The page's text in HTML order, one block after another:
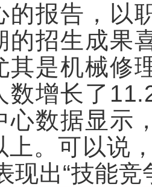
的报告，以
的招生成果
其是机械修
数增长了
心数据显示
上。可以说
现出“技能竞